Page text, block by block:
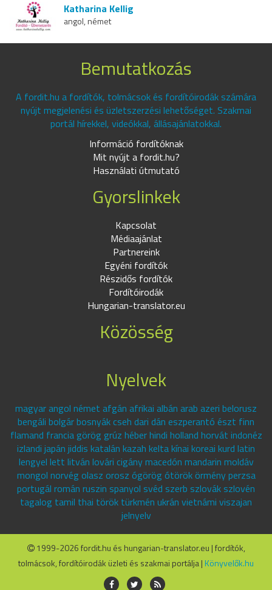
Katharina Kellig
angol, német
Bemutatkozás
A fordit.hu a fordítók, tolmácsok és fordítóirodák számára
nyújt megjelenési és üzletszerzési lehetőséget. Szakmai
portál hírekkel, videókkal, állásajánlatokkal.
Információ fordítóknak
Mit nyújt a fordit.hu?
Használati útmutató
Gyorslinkek
Kapcsolat
Médiaajánlat
Partnereink
Egyéni fordítók
Részidős fordítók
Fordítóirodák
Hungarian-translator.eu
Közösség
Nyelvek
magyar angol német afgán afrikai albán arab azeri belorusz
bengáli bolgár bosnyák cseh dari dán eszperantó észt finn
flamand francia görög grúz héber hindi holland horvát indonéz
izlandi japán jiddis katalán kazah kelta kínai koreai kurd latin
lengyel lett litván lovári cigány macedón mandarin moldáv
mongol norvég olasz orosz ógörög ótörök örmény perzsa
portugál román ruszin spanyol svéd szerb szlovák szlovén
tagalog tamil thai török türkmén ukrán vietnámi viszajan
jelnyelv
1999-2026 fordit.hu és hungarian-translator.eu | fordítók,
tolmácsok, fordítóirodák üzleti és szakmai portálja | Könyvelők.hu